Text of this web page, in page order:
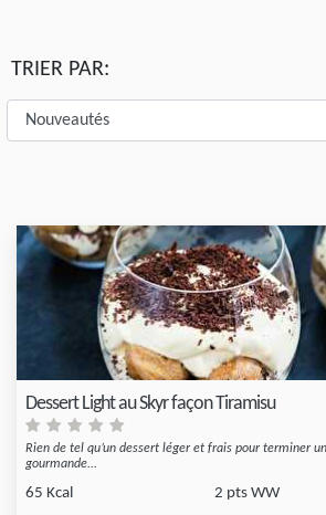
TRIER PAR:
Dessert Light au Skyr façon Tiramisu
Rien de tel qu’un dessert léger et frais pour terminer
gourmande...
65 Kcal 2 pts WW